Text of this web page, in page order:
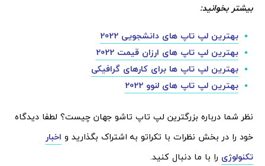
بیشتر بخوانید:
بهترین لپ تاپ های دانشجویی 2022
بهترین لپ تاپ های ارزان قیمت 2022
بهترین لپ تاپ ها برای کارهای گرافیکی
بهترین لپ تاپ های لنوو 2022
نظر شما درباره بزرگترین لپ تاپ تاشو جهان چیست؟ لطفا دیدگاه
خود را در بخش نظرات با تکراتو به اشتراک بگذارید و اخبار
تکنولوژی را با ما دنبال کنید.